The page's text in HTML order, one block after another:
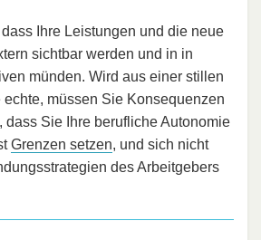
Ihre Leistungen und die neue
sichtbar werden und in in
münden. Wird aus einer stillen
echte, müssen Sie Konsequenzen
dass Sie Ihre berufliche Autonomie
Grenzen setzen, und sich nicht
des Arbeitgebers